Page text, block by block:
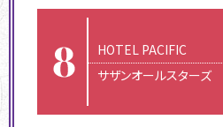
HOTEL PACIFIC
サザンオールスターズ